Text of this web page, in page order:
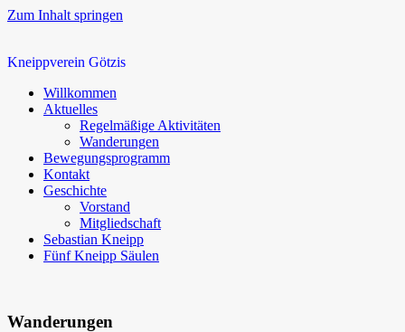
Zum Inhalt springen
Kneippverein Götzis
Willkommen
Aktuelles
Regelmäßige Aktivitäten
Wanderungen
Bewegungsprogramm
Kontakt
Geschichte
Vorstand
Mitgliedschaft
Sebastian Kneipp
Fünf Kneipp Säulen
Wanderungen